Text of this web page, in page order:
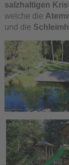
salzhaltigen
welche die
und die